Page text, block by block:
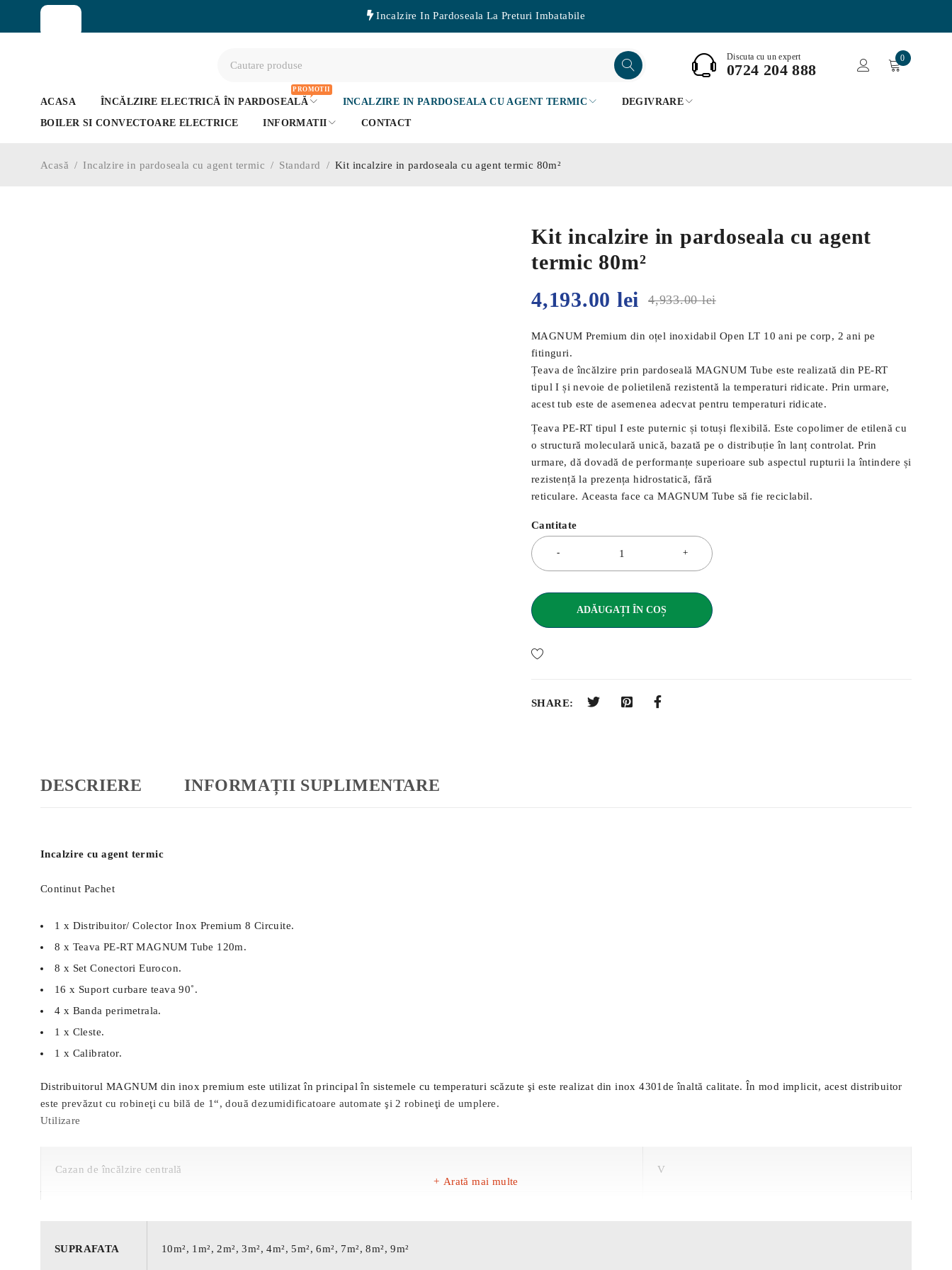
Incalzire In Pardoseala La Preturi Imbatabile
Discuta cu un expert
0724 204 888
0
ACASA ÎNCĂLZIRE ELECTRICĂ ÎN PARDOSEALĂ
PROMOTII
INCALZIRE IN PARDOSEALA CU AGENT TERMIC
DEGIVRARE
BOILER SI CONVECTOARE ELECTRICE
INFORMATII CONTACT
Acasă / Incalzire in pardoseala cu agent termic / Standard / Kit incalzire in pardoseala cu agent termic 80m²
Kit incalzire in pardoseala cu agent
termic 80m²
4,933.00lei
4,193.00 lei
MAGNUM Premium din oțel inoxidabil Open LT 10 ani pe corp, 2 ani pe
fitinguri.
Țeava de încălzire prin pardoseală MAGNUM Tube este realizată din PE-RT
tipul I și nevoie de polietilenă rezistentă la temperaturi ridicate. Prin urmare,
acest tub este de asemenea adecvat pentru temperaturi ridicate.
Țeava PE-RT tipul I este puternic și totuși flexibilă. Este copolimer de etilenă cu
o structură moleculară unică, bazată pe o distribuție în lanț controlat. Prin
urmare, dă dovadă de performanțe superioare sub aspectul rupturii la întindere și
rezistență la prezența hidrostatică, fără
reticulare. Aceasta face ca MAGNUM Tube să fie reciclabil.
Cantitate
ADĂUGAȚI ÎN COȘ
SHARE:
DESCRIERE INFORMAȚII SUPLIMENTARE
Incalzire cu agent termic
Continut Pachet
1 x Distribuitor/ Colector Inox Premium 8 Circuite.
8 x Teava PE-RT MAGNUM Tube 120m.
8 x Set Conectori Eurocon.
16 x Suport curbare teava 90˚.
4 x Banda perimetrala.
1 x Cleste.
1 x Calibrator.
Distribuitorul MAGNUM din inox premium este utilizat în principal în sistemele cu temperaturi scăzute şi este realizat din inox 4301de înaltă calitate. În mod implicit, acest distribuitor
este prevăzut cu robineţi cu bilă de 1“, două dezumidificatoare automate şi 2 robineţi de umplere.
Utilizare
Cazan de încălzire centrală V
Arată mai multe
SUPRAFATA 10m², 1m², 2m², 3m², 4m², 5m², 6m², 7m², 8m², 9m²